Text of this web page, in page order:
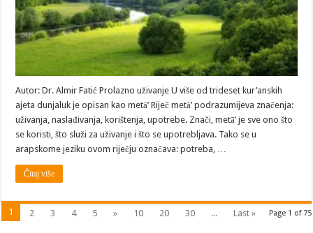
Autor: Dr. Almir Fatić Prolazno uživanje U više od trideset kur’anskih
ajeta dunjaluk je opisan kao metā’ Riječ metā’ podrazumijeva značenja:
uživanja, naslađivanja, korištenja, upotrebe. Znači, metā’ je sve ono što
se koristi, što služi za uživanje i što se upotrebljava. Tako se u
arapskome jeziku ovom riječju označava: potreba, …
Čitaj više
Page 1 of 75
1 2 3 4 5 » 10 20 30 ... Last »